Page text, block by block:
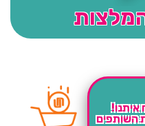
איתנו!
השותפים